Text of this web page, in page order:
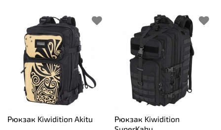
Рюкзак Kiwidition Akitu
Рюкзак Kiwidition